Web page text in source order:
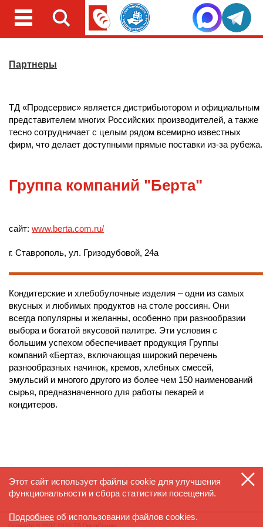
Партнеры
ТД «Продсервис» является дистрибьютором и официальным
представителем многих Российских производителей, а также
тесно сотрудничает с целым рядом всемирно известных
фирм, что делает доступными прямые поставки из-за рубежа.
Группа компаний "Берта"
сайт: www.berta.com.ru/
г. Ставрополь, ул. Гризодубовой, 24а
Кондитерские и хлебобулочные изделия – одни из самых
вкусных и любимых продуктов на столе россиян. Они
всегда популярны и желанны, особенно при разнообразии
выбора и богатой вкусовой палитре. Эти условия с
большим успехом обеспечивает продукция Группы
компаний «Берта», включающая широкий перечень
разнообразных начинок, кремов, хлебных смесей,
эмульсий и многого другого из более чем 150 наименований
сырья, предназначенного для работы пекарей и
кондитеров.
Этот сайт использует файлы cookie для улучшения
функциональности и сбора статистики посещений.
Подробнее об использовании файлов cookies.